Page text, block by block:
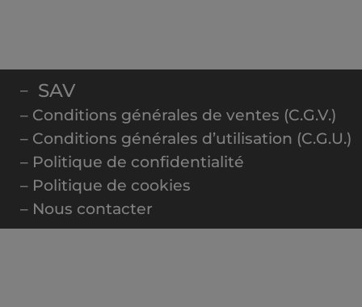
– SAV
– Conditions générales de ventes (C.G.V.)
– Conditions générales d’utilisation (C.G.U.)
– Politique de confidentialité
– Politique de cookies
– Nous contacter